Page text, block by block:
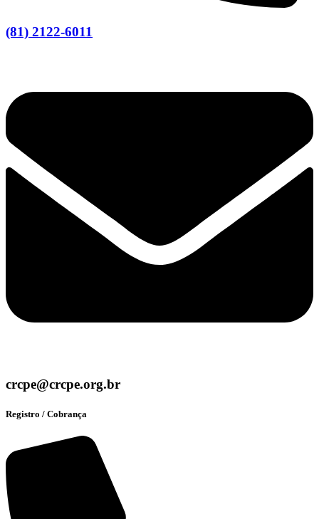
(81) 2122-6011
crcpe@crcpe.org.br
Registro / Cobrança